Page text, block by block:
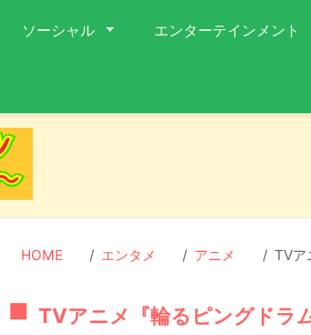
ソーシャル エンターテインメント
HOME エンタメ アニメ TVア
TVアニメ『輪るピングドラ